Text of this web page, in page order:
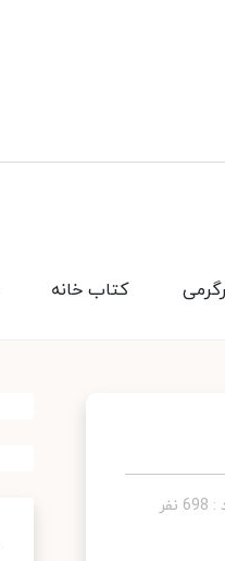
کتاب خانه